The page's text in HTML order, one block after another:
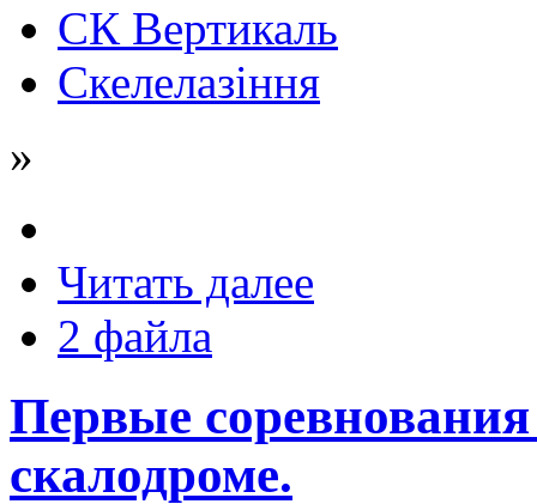
СК Вертикаль
Скелелазіння
»
Читать далее
2 файла
Первые
скалодроме.